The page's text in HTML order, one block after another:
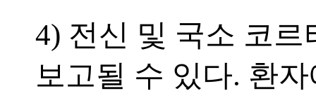
4) 전신 및 국소 코
보고될 수 있다. 환